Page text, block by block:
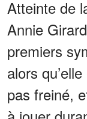
Atteinte de
Annie
premiers
alors
pas freiné,